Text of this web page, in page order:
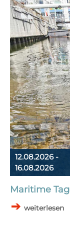
12.08.2026 -
16.08.2026
Maritime
weiterlesen